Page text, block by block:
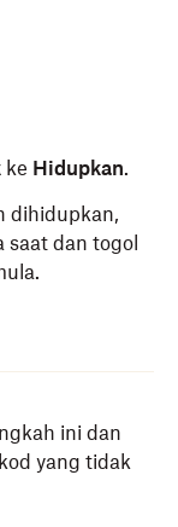
ke Hidupkan.
dihidupkan,
saat dan togol
ini dan
yang tidak